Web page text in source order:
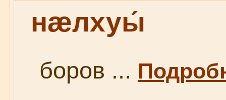
нæлхуы́
боров ...